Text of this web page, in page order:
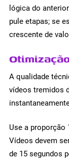
lógica do
pule etapas; se
crescente de
A qualidade
vídeos tremidos
Use a proporção
Vídeos devem
de 15 segundos